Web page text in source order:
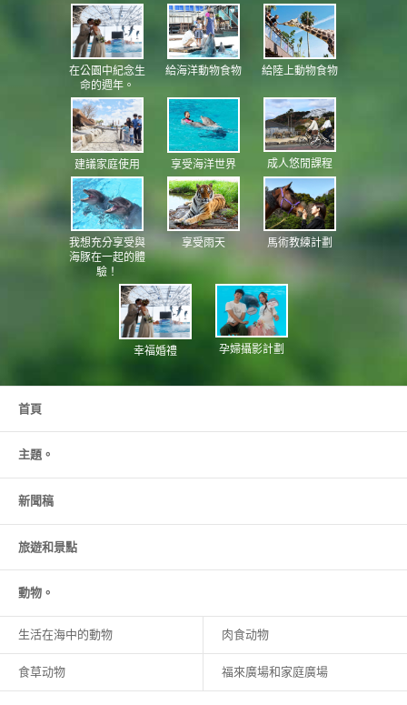
在公園中紀念生
命的週年。
給海洋動物食物 給陸上動物食物
建議家庭使用 享受海洋世界 成人悠閒課程
我想充分享受與
海豚在一起的體
驗！
享受雨天 馬術教練計劃
幸福婚禮 孕婦攝影計劃
首頁
主題。
新聞稿
旅遊和景點
動物。
生活在海中的動物 肉食动物
食草动物 福來廣場和家庭廣場